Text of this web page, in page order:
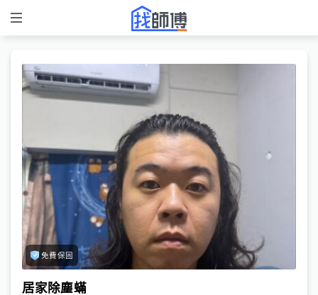
免費保固
居家除塵蟎